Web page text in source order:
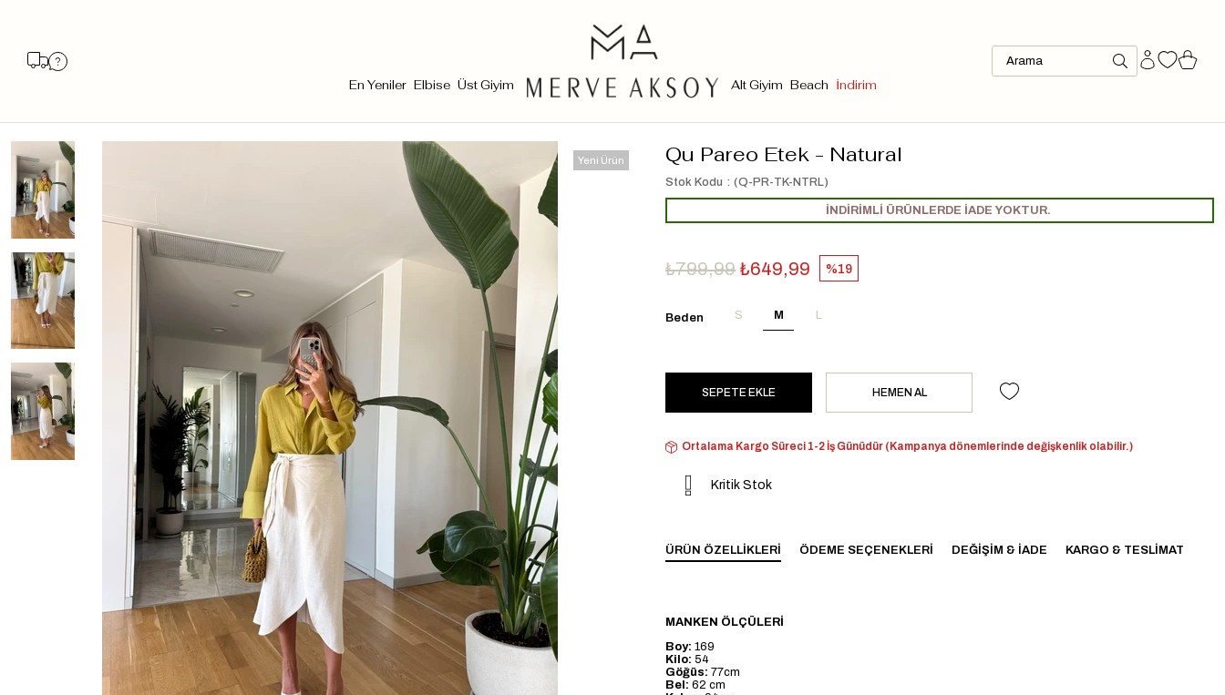
En Yeniler Elbise Üst Giyim Alt Giyim Beach İndirim
Yeni Ürün Qu Pareo Etek - Natural
Stok Kodu (Q-PR-TK-NTRL)
İNDİRİMLİ ÜRÜNLERDE İADE YOKTUR.
₺799,99 ₺649,99 19
Beden S M L
Ortalama Kargo Süreci 1-2 İş Günüdür (Kampanya dönemlerinde değişkenlik olabilir.)
Kritik Stok
ÜRÜN ÖZELLIKLERI ÖDEME SEÇENEKLERI DEĞIŞIM & İADE KARGO & TESLIMAT
MANKEN ÖLÇÜLERİ
Boy: 169
Kilo: 54
Göğüs: 77cm
Bel: 62 cm